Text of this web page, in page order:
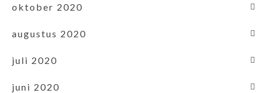
oktober 2020
augustus 2020
juli 2020
juni 2020